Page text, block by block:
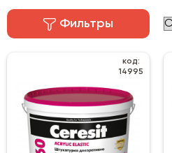
Фильтры
код:
14995